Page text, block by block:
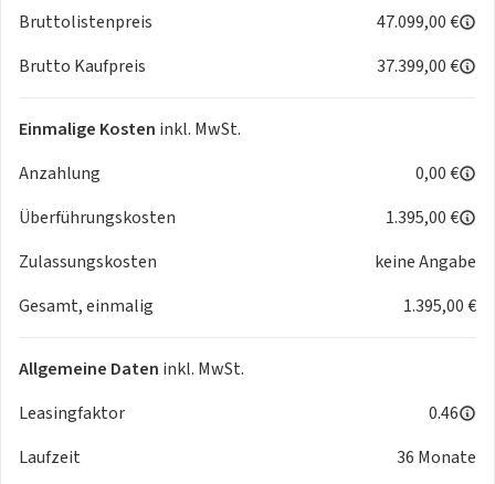
- Elektr. Bremskraftverteilung
- Elektron. Stabilitäts-Programm (ESP - Bosch)
- Kollisionswarnsystem
- Notbrems-Assistent
MOTOR GETRIEBE & FAHRWERK
- Anti-Blockier-System (ABS)
- Antischlupfregelung (ASR)
- Otto-Partikelfilter (GPF)
- Servolenkung elektrisch
AUDIO & KOMMUNIKATION
Bruttolistenpreis
47.099,00 €
Brutto Kaufpreis
37.399,00 €
Einmalige Kosten inkl. MwSt.
Anzahlung
0,00 €
Überführungskosten
1.395,00 €
Zulassungskosten
keine Angabe
Gesamt, einmalig
1.395,00 €
Allgemeine Daten inkl. MwSt.
Leasingfaktor
0.46
Laufzeit
36 Monate